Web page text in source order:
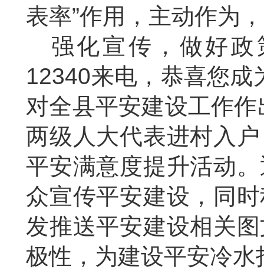
表率”作用，主动作为
强化宣传，做好政
12340来电，恭喜您成
对全县平安建设工作
两级人大代表进村入
平安满意度提升活动
众宣传平安建设，同
发推送平安建设相关
极性，为建设平安冷